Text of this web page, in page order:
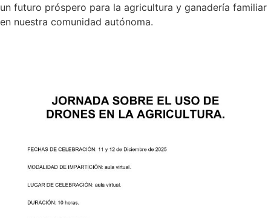
un futuro próspero para la agricultura y ganadería familiar
en nuestra comunidad autónoma.